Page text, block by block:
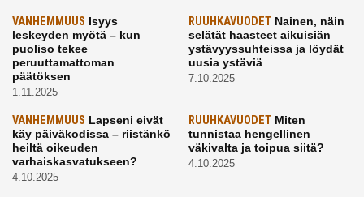
VANHEMMUUS Isyys
leskeyden myötä – kun
puoliso tekee
peruuttamattoman
päätöksen
1.11.2025
RUUHKAVUODETNainen, näin
selätät haasteet aikuisiän
ystävyyssuhteissa ja löydät
uusia ystäviä
7.10.2025
VANHEMMUUS Lapseni eivät
käy päiväkodissa – riistänkö
heiltä oikeuden
varhaiskasvatukseen?
4.10.2025
RUUHKAVUODETMiten
tunnistaa hengellinen
väkivalta ja toipua siitä?
4.10.2025